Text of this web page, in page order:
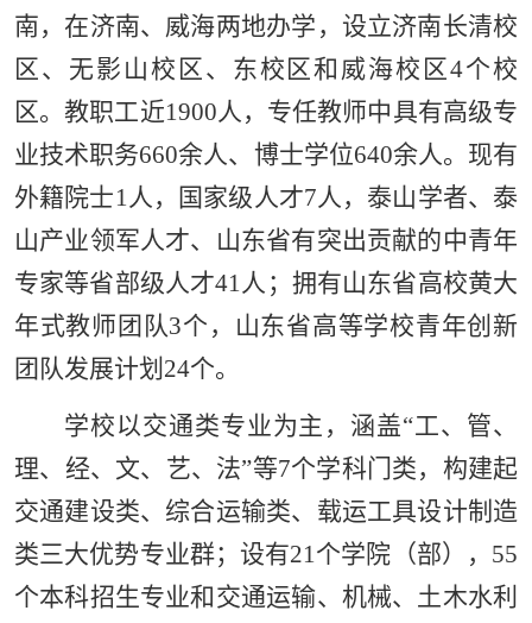
南，在济南、威海两地办学，设立济南长清校
区、无影山校区、东校区和威海校区4个校
区。教职工近1900人，专任教师中具有高级专
业技术职务660余人、博士学位640余人。现有
外籍院士1人，
国家级人才7人，泰山学者、泰
山产业领军人才、山东省有突出贡献的中青年
专家等省部级人才41人；拥有山东省高校黄大
年式教师团队3个，山东省高等学校青年创新
团队发展计划24个。
学校以交通类专业为主，涵盖“工、管、
理、经、文、艺、法”等7个学科门类， 构建起
交通建设类、综合运输类、载运工具设计制造
类三大优势专业群；设有21个学院（部），55
个本科招生专业和交通运输、机械、土木水利